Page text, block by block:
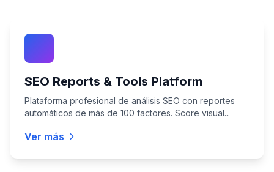
SEO Reports & Tools Platform
Plataforma profesional de análisis SEO con reportes
automáticos de más de 100 factores. Score visual...
Ver más